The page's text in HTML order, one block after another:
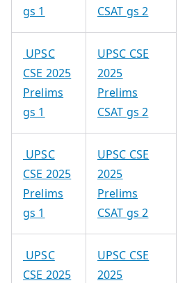
gs 1
CSAT gs 2
UPSC
CSE 2025
Prelims
gs 1
UPSC CSE
2025
Prelims
CSAT gs 2
UPSC
CSE 2025
Prelims
gs 1
UPSC CSE
2025
Prelims
CSAT gs 2
UPSC
CSE 2025
UPSC CSE
2025